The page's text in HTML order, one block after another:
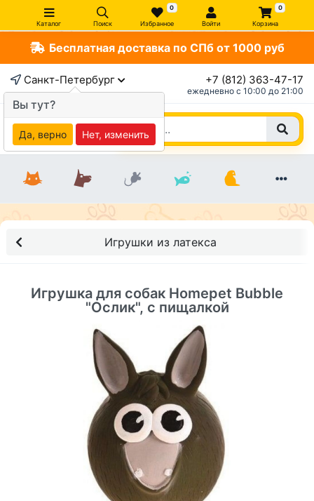
Каталог Поиск
0
Избранное Войти
0
Корзина
Бесплатная доставка по СПб от 1000 руб
Санкт-Петербург +7 (812) 363-47-17
ежедневно c 10:00 до 21:00
Игрушки из латекса
Игрушка для собак Homepet Bubble
"Ослик", с пищалкой
Вы тут?
Да, верно Нет, изменить